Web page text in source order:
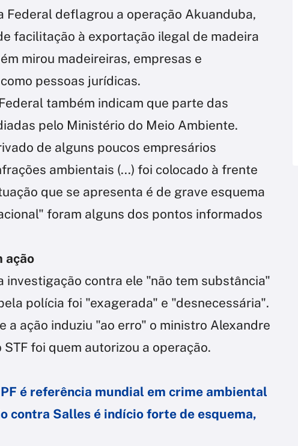
Federal deflagrou a operação Akuanduba,
facilitação à exportação ilegal de madeira
mirou madeireiras, empresas e
pessoas jurídicas.
também indicam que parte das
pelo Ministério do Meio Ambiente.
de alguns poucos empresários
ambientais (...) foi colocado à frente
que se apresenta é de grave esquema
foram alguns dos pontos informados
ação
investigação contra ele "não tem substância"
polícia foi "exagerada" e "desnecessária".
a ação induziu "ao erro" o ministro Alexandre
foi quem autorizou a operação.
é referência mundial em crime ambiental
contra Salles é indício forte de esquema,